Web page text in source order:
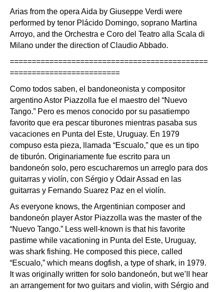
Arias from the opera Aida by Giuseppe Verdi were
performed by tenor Plácido Domingo, soprano Martina
Arroyo, and the Orchestra e Coro del Teatro alla Scala di
Milano under the direction of Claudio Abbado.
=============================================
=========================
Como todos saben, el bandoneonista y compositor
argentino Astor Piazzolla fue el maestro del “Nuevo
Tango.” Pero es menos conocido por su pasatiempo
favorito que era pescar tiburones mientras pasaba sus
vacaciones en Punta del Este, Uruguay. En 1979
compuso esta pieza, llamada “Escualo,” que es un tipo
de tiburón. Originariamente fue escrito para un
bandoneón solo, pero escucharemos un arreglo para dos
guitarras y violín, con Sérgio y Odair Assad en las
guitarras y Fernando Suarez Paz en el violín.
As everyone knows, the Argentinian composer and
bandoneón player Astor Piazzolla was the master of the
“Nuevo Tango.” Less well-known is that his favorite
pastime while vacationing in Punta del Este, Uruguay,
was shark fishing. He composed this piece, called
“Escualo,” which means dogfish, a type of shark, in 1979.
It was originally written for solo bandoneón, but we’ll hear
an arrangement for two guitars and violin, with Sérgio and